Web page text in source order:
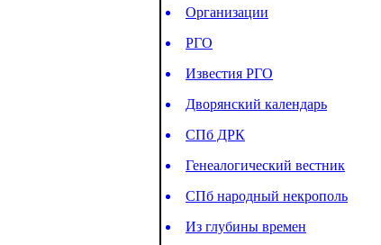
Организации
РГО
Известия РГО
Дворянский календарь
СПб ДРК
Генеалогический вестник
СПб народный некрополь
Из глубины времен